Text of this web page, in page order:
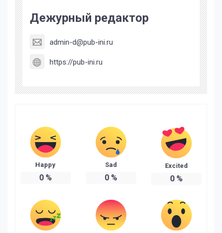
Дежурный редактор
admin-d@pub-ini.ru
https://pub-ini.ru
Happy
0%
Sad
0%
Excited
0%